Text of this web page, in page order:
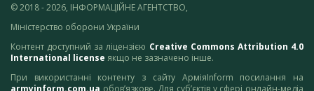
© 2018 - 2026, ІНФОРМАЦІЙНЕ АГЕНТСТВО,
Міністерство оборони України
Контент доступний за ліцензією Creative Commons Attribution 4.0
International license якщо не зазначено інше.
При використанні контенту з сайту АрміяInform посилання на
armyinform.com.ua обов’язкове. Для суб’єктів у сфері онлайн-медіа